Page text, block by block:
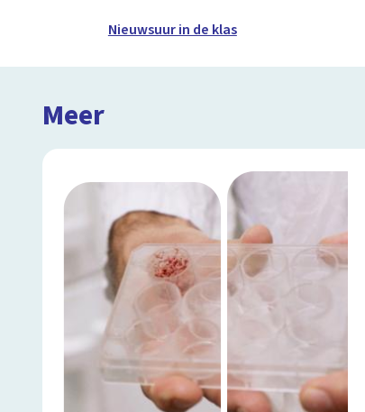
Nieuwsuur in de klas
Meer